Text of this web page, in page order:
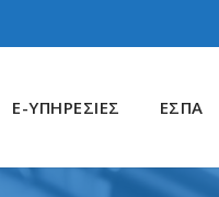
E-ΥΠΗΡΕΣΙΕΣ ΕΣΠΑ